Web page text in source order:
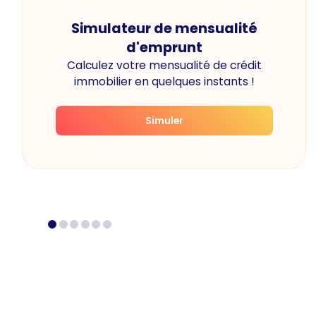
Simulateur de mensualité
d'emprunt
Calculez votre mensualité de crédit
immobilier en quelques instants !
Simuler